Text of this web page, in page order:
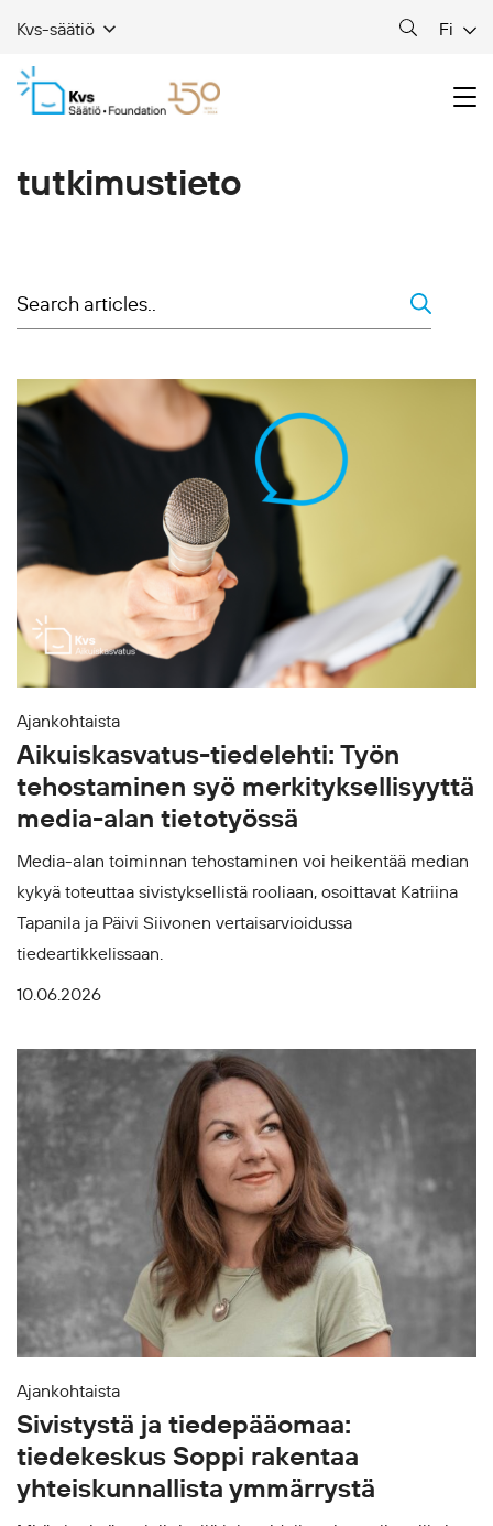
Kvs-säätiö Fi
tutkimustieto
Ajankohtaista
Aikuiskasvatus-tiedelehti: Työn
tehostaminen syö merkityksellisyyttä
media-alan tietotyössä
Media-alan toiminnan tehostaminen voi heikentää median
kykyä toteuttaa sivistyksellistä rooliaan, osoittavat Katriina
Tapanila ja Päivi Siivonen vertaisarvioidussa
tiedeartikkelissaan.
10.06.2026
Ajankohtaista
Sivistystä ja tiedepääomaa:
tiedekeskus Soppi rakentaa
yhteiskunnallista ymmärrystä